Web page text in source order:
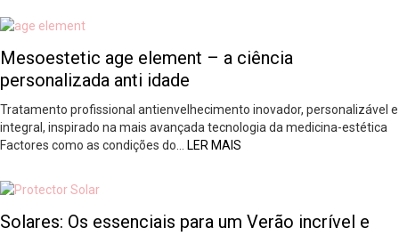
Mesoestetic age element – a ciência
personalizada anti idade
Tratamento profissional antienvelhecimento inovador, personalizável e
integral, inspirado na mais avançada tecnologia da medicina-estética
Factores como as condições do…
LER MAIS
Solares: Os essenciais para um Verão incrível e